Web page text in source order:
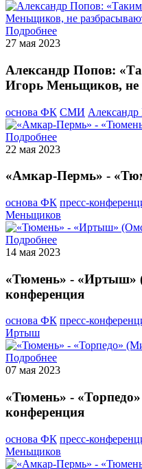
Подробнее
27 мая 2023
Александр Попов:
Игорь Меньщиков, не
основа ФК СМИ
Подробнее
22 мая 2023
«Амкар-Пермь» -
основа ФК пресс-
Меньщиков
Подробнее
14 мая 2023
«Тюмень» - «Иртыш»
конференция
основа ФК пресс-
Иртыш
Подробнее
07 мая 2023
«Тюмень» -
конференция
основа ФК пресс-
Меньщиков